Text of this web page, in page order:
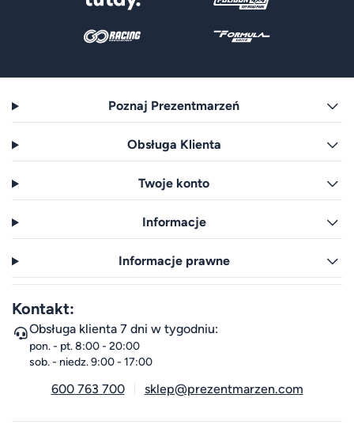
Poznaj Prezentmarzeń
Obsługa Klienta
Twoje konto
Informacje
Informacje prawne
Kontakt:
Obsługa klienta 7 dni w tygodniu:
pon. - pt. 8:00 - 20:00
sob. - niedz. 9:00 - 17:00
600 763 700 sklep@prezentmarzen.com